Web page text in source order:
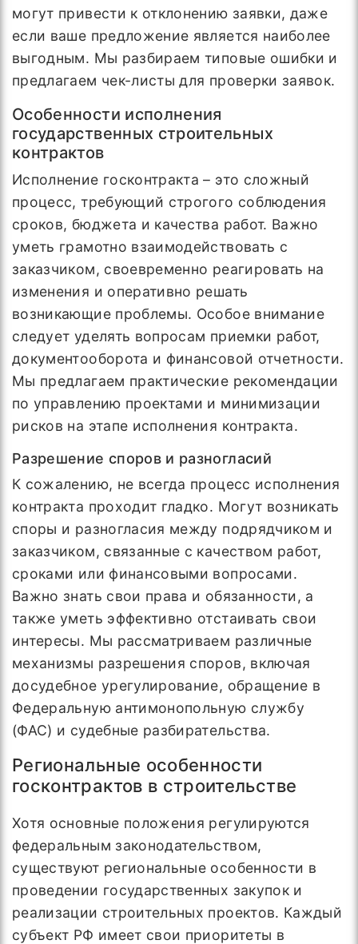
могут привести к отклонению заявки, даже
если ваше предложение является наиболее
выгодным. Мы разбираем типовые ошибки и
предлагаем чек-листы для проверки заявок.
Особенности исполнения
государственных строительных
контрактов
Исполнение госконтракта – это сложный
процесс, требующий строгого соблюдения
сроков, бюджета и качества работ. Важно
уметь грамотно взаимодействовать с
заказчиком, своевременно реагировать на
изменения и оперативно решать
возникающие проблемы. Особое внимание
следует уделять вопросам приемки работ,
документооборота и финансовой отчетности.
Мы предлагаем практические рекомендации
по управлению проектами и минимизации
рисков на этапе исполнения контракта.
Разрешение споров и разногласий
К сожалению, не всегда процесс исполнения
контракта проходит гладко. Могут возникать
споры и разногласия между подрядчиком и
заказчиком, связанные с качеством работ,
сроками или финансовыми вопросами.
Важно знать свои права и обязанности, а
также уметь эффективно отстаивать свои
интересы. Мы рассматриваем различные
механизмы разрешения споров, включая
досудебное урегулирование, обращение в
Федеральную антимонопольную службу
(ФАС) и судебные разбирательства.
Региональные особенности
госконтрактов в строительстве
Хотя основные положения регулируются
федеральным законодательством,
существуют региональные особенности в
проведении государственных закупок и
реализации строительных проектов. Каждый
субъект РФ имеет свои приоритеты в